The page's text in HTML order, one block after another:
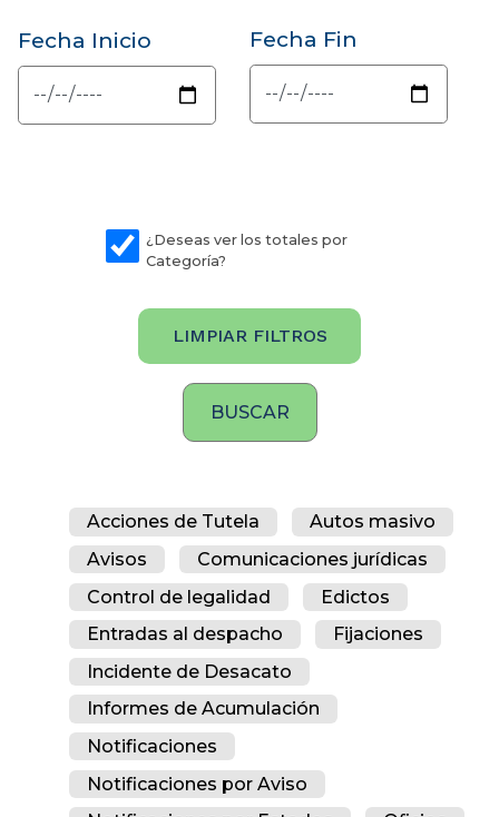
Fecha Inicio Fecha Fin
¿Deseas ver los totales por
Categoría?
LIMPIAR FILTROS
Acciones de Tutela
Autos masivo
Avisos
Comunicaciones jurídicas
Control de legalidad
Edictos
Entradas al despacho
Fijaciones
Incidente de Desacato
Informes de Acumulación
Notificaciones
Notificaciones por Aviso